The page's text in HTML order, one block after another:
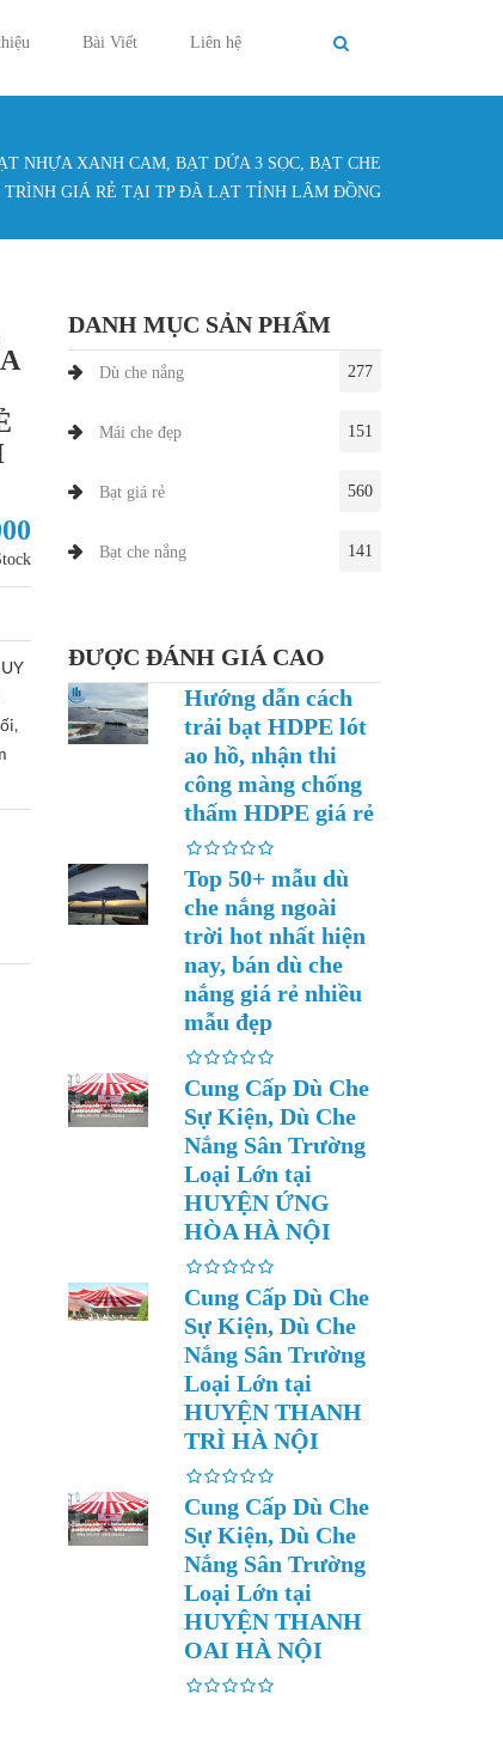
Bài Viết Liên hệ
đây
NHỰA XANH CAM, BẠT DỨA 3 SỌC, BẠT CHE
TRÌNH GIÁ RẺ TẠI TP ĐÀ LẠT TỈNH LÂM ĐỒNG
DANH MỤC SẢN PHẨM
Dù che nắng 277
Mái che đẹp 151
Bạt giá rẻ 560
Bạt che nắng 141
ĐƯỢC ĐÁNH GIÁ CAO
Hướng dẫn cách
trải bạt HDPE lót
ao hồ, nhận thi
công màng chống
thấm HDPE giá rẻ
Top 50+ mẫu dù
che nắng ngoài
trời hot nhất hiện
nay, bán dù che
nắng giá rẻ nhiều
mẫu đẹp
Cung Cấp Dù Che
Sự Kiện, Dù Che
Nắng Sân Trường
Loại Lớn tại
HUYỆN ỨNG
HÒA HÀ NỘI
Cung Cấp Dù Che
Sự Kiện, Dù Che
Nắng Sân Trường
Loại Lớn tại
HUYỆN THANH
TRÌ HÀ NỘI
Cung Cấp Dù Che
Sự Kiện, Dù Che
Nắng Sân Trường
Loại Lớn tại
HUYỆN THANH
OAI HÀ NỘI